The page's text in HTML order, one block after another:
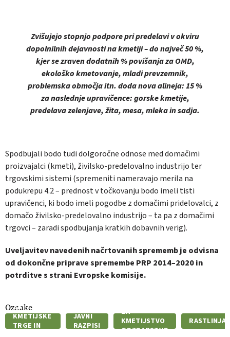
Zvišujejo stopnjo podpore pri predelavi v okviru
dopolnilnih dejavnosti na kmetiji – do največ 50 %,
kjer se zraven dodatnih % povišanja za OMD,
ekološko kmetovanje, mladi prevzemnik,
problemska območja itn. doda nova alineja: 15 %
za naslednje upravičence: gorske kmetije,
predelava zelenjave, žita, mesa, mleka in sadja.
Spodbujali bodo tudi dolgoročne odnose med domačimi
proizvajalci (kmeti), živilsko-predelovalno industrijo ter
trgovskimi sistemi (spremeniti nameravajo merila na
podukrepu 4.2 – prednost v točkovanju bodo imeli tisti
upravičenci, ki bodo imeli pogodbe z domačimi pridelovalci, z
domačo živilsko-predelovalno industrijo – ta pa z domačimi
trgovci – zaradi spodbujanja kratkih dobavnih verig).
Uveljavitev navedenih načrtovanih sprememb je odvisna
od dokončne priprave spremembe PRP 2014–2020 in
potrditve s strani Evropske komisije.
Oznake
ZA
KMETIJSKE
TRGE IN
JAVNI
RAZPISI
ZA
KMETIJSTVO
GOZDARSTVO